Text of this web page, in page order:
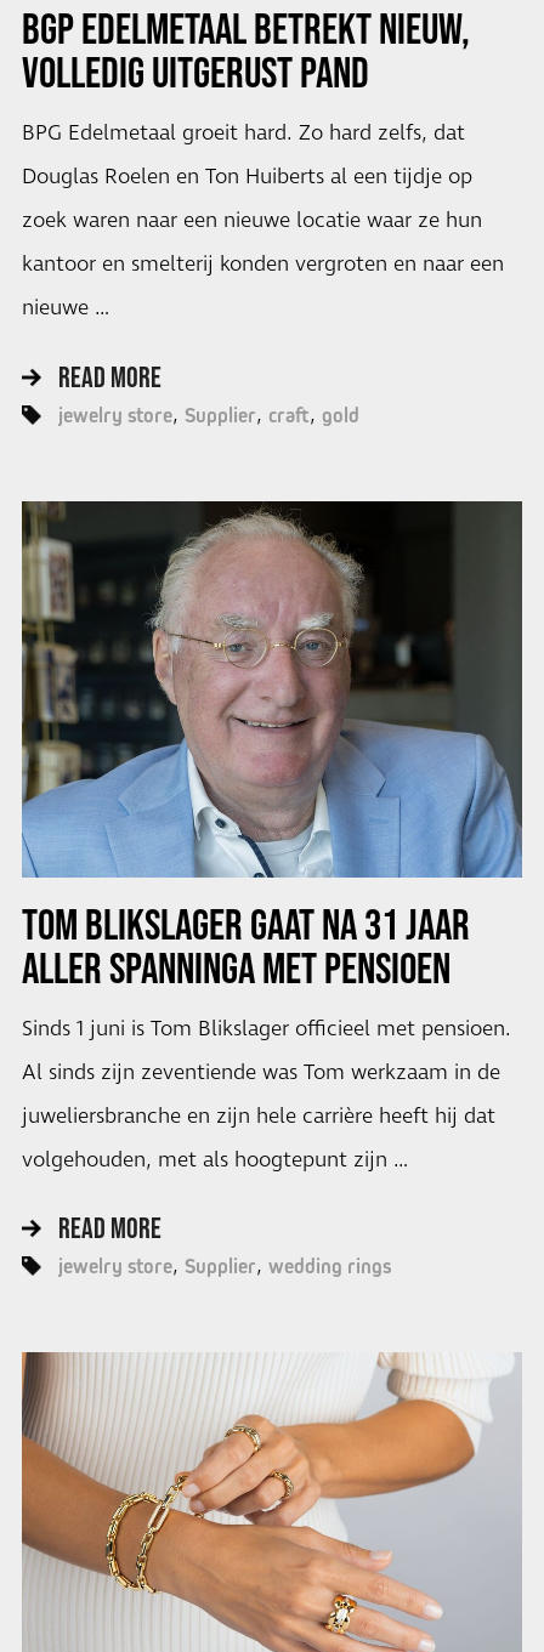
BGP EDELMETAAL BETREKT NIEUW,
VOLLEDIG UITGERUST PAND
BPG Edelmetaal groeit hard. Zo hard zelfs, dat
Douglas Roelen en Ton Huiberts al een tijdje op
zoek waren naar een nieuwe locatie waar ze hun
kantoor en smelterij konden vergroten en naar een
nieuwe …
READ MORE
jewelry store Supplier craft gold
TOM BLIKSLAGER GAAT NA 31 JAAR
ALLER SPANNINGA MET PENSIOEN
Sinds 1 juni is Tom Blikslager officieel met pensioen.
Al sinds zijn zeventiende was Tom werkzaam in de
juweliersbranche en zijn hele carrière heeft hij dat
volgehouden, met als hoogtepunt zijn …
READ MORE
jewelry store Supplier wedding rings